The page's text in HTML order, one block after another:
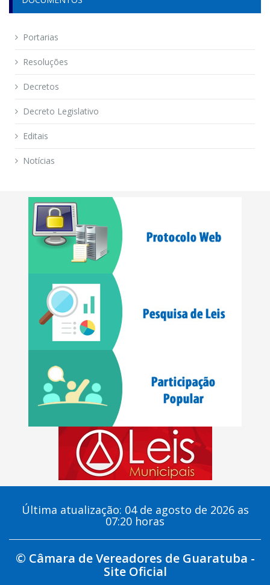
Portarias
Resoluções
Decretos
Decreto Legislativo
Editais
Notícias
Última atualização: 04 de agosto de 2026 as
07:20 horas
© Câmara de Vereadores de Guaratuba -
Site Oficial